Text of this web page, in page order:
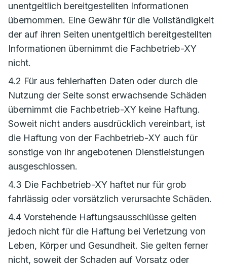
unentgeltlich bereitgestellten Informationen
übernommen. Eine Gewähr für die Vollständigkeit
der auf ihren Seiten unentgeltlich bereitgestellten
Informationen übernimmt die Fachbetrieb-XY
nicht.
4.2 Für aus fehlerhaften Daten oder durch die
Nutzung der Seite sonst erwachsende Schäden
übernimmt die Fachbetrieb-XY keine Haftung.
Soweit nicht anders ausdrücklich vereinbart, ist
die Haftung von der Fachbetrieb-XY auch für
sonstige von ihr angebotenen Dienstleistungen
ausgeschlossen.
4.3 Die Fachbetrieb-XY haftet nur für grob
fahrlässig oder vorsätzlich verursachte Schäden.
4.4 Vorstehende Haftungsausschlüsse gelten
jedoch nicht für die Haftung bei Verletzung von
Leben, Körper und Gesundheit. Sie gelten ferner
nicht, soweit der Schaden auf Vorsatz oder